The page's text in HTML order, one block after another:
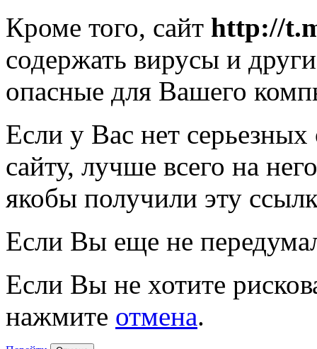
Кроме того, сайт http://
содержать вирусы и
опасные для Вашего
Если у Вас нет
сайту, лучше всего на
якобы получили эту
Если Вы еще не
Если Вы не хотите
нажмите отмена.